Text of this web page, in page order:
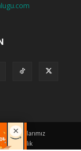
Yazarlarımız
ve Gizlilik